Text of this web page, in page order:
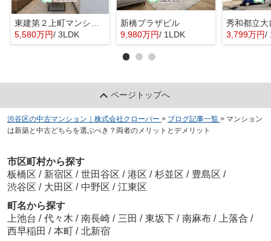
5,580万円/ 3LDK
新橋プラザビル
9,980万円/ 1LDK
秀和都立大
3,799万円/
ページトップへ
渋谷区の中古マンション｜株式会社クローバー > ブログ記事一覧 > マンション
は新築と中古どちらを選ぶべき？両者のメリットとデメリット
市区町村から探す
板橋区 / 新宿区 / 世田谷区 / 港区 / 杉並区 / 豊島区 /
渋谷区 / 大田区 / 中野区 / 江東区
町名から探す
上池台 / 代々木 / 南長崎 / 三田 / 東坂下 / 南麻布 / 上落合 /
西早稲田 / 本町 / 北新宿